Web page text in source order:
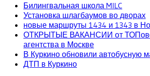
Билингвальная школа MILC
Установка шлагбаумов во дворах
новые маршруты 1434 и 1343 в
ОТКРЫТЫЕ ВАКАНСИИ от
агентства в Москве
В Куркино обновили автобусную
ДТП в Куркино